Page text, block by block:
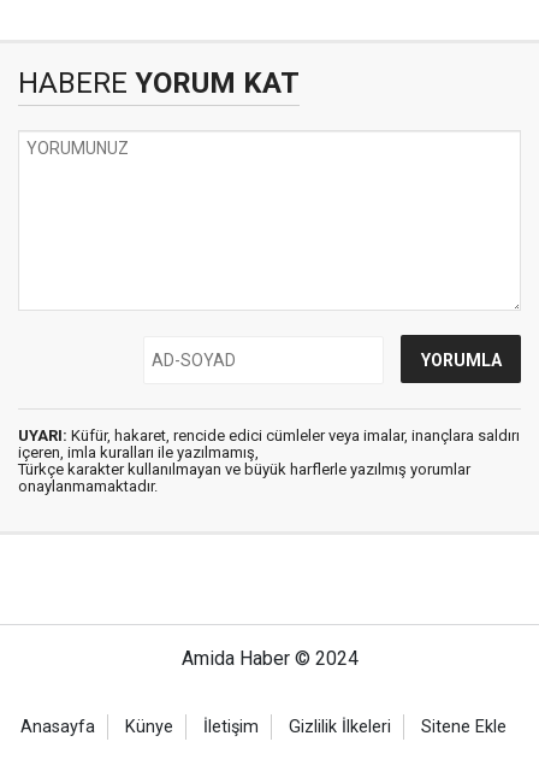
HABERE YORUM KAT
UYARI: Küfür, hakaret, rencide edici cümleler veya imalar, inançlara saldırı
içeren, imla kuralları ile yazılmamış,
Türkçe karakter kullanılmayan ve büyük harflerle yazılmış yorumlar
onaylanmamaktadır.
Amida Haber © 2024
Anasayfa Künye İletişim Gizlilik İlkeleri Sitene Ekle